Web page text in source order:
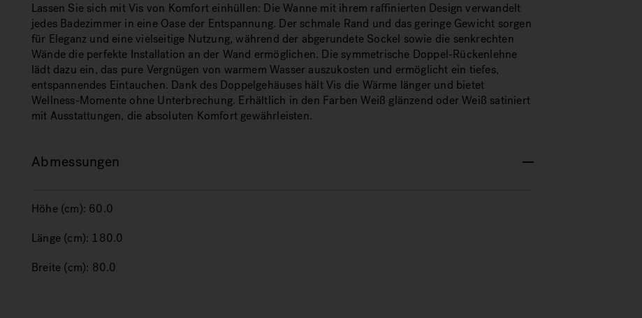
Lassen Sie sich mit Vis von Komfort einhüllen: Die Wanne mit ihrem raffinierten Design verwandelt
jedes Badezimmer in eine Oase der Entspannung. Der schmale Rand und das geringe Gewicht sorgen
für Eleganz und eine vielseitige Nutzung, während der abgerundete Sockel sowie die senkrechten
Wände die perfekte Installation an der Wand ermöglichen. Die symmetrische Doppel-Rückenlehne
lädt dazu ein, das pure Vergnügen von warmem Wasser auszukosten und ermöglicht ein tiefes,
entspannendes Eintauchen. Dank des Doppelgehäuses hält Vis die Wärme länger und bietet
Wellness-Momente ohne Unterbrechung. Erhältlich in den Farben Weiß glänzend oder Weiß satiniert
mit Ausstattungen, die absoluten Komfort gewährleisten.
Abmessungen
Höhe (cm): 60.0
Länge (cm): 180.0
Breite (cm): 80.0